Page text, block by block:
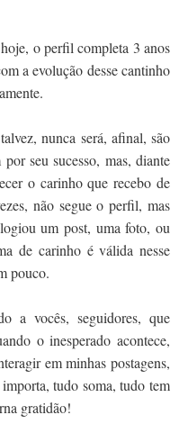
o perfil completa 3 anos
a evolução desse cantinho
nunca será, afinal, são
seu sucesso, mas, diante
o carinho que recebo de
não segue o perfil, mas
um post, uma foto, ou
de carinho é válida nesse
pouco.
a vocês, seguidores, que
o inesperado acontece,
em minhas postagens,
tudo soma, tudo tem
gratidão!